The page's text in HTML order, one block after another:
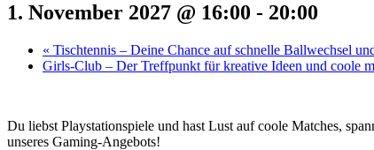
1. November 2027 @ 16:00 - 20:00
« Tischtennis – Deine Chance auf schnelle Ballwechsel
Girls-Club – Der Treffpunkt für kreative Ideen und coole
Du liebst Playstationspiele und hast Lust auf coole Matches,
unseres Gaming-Angebots!